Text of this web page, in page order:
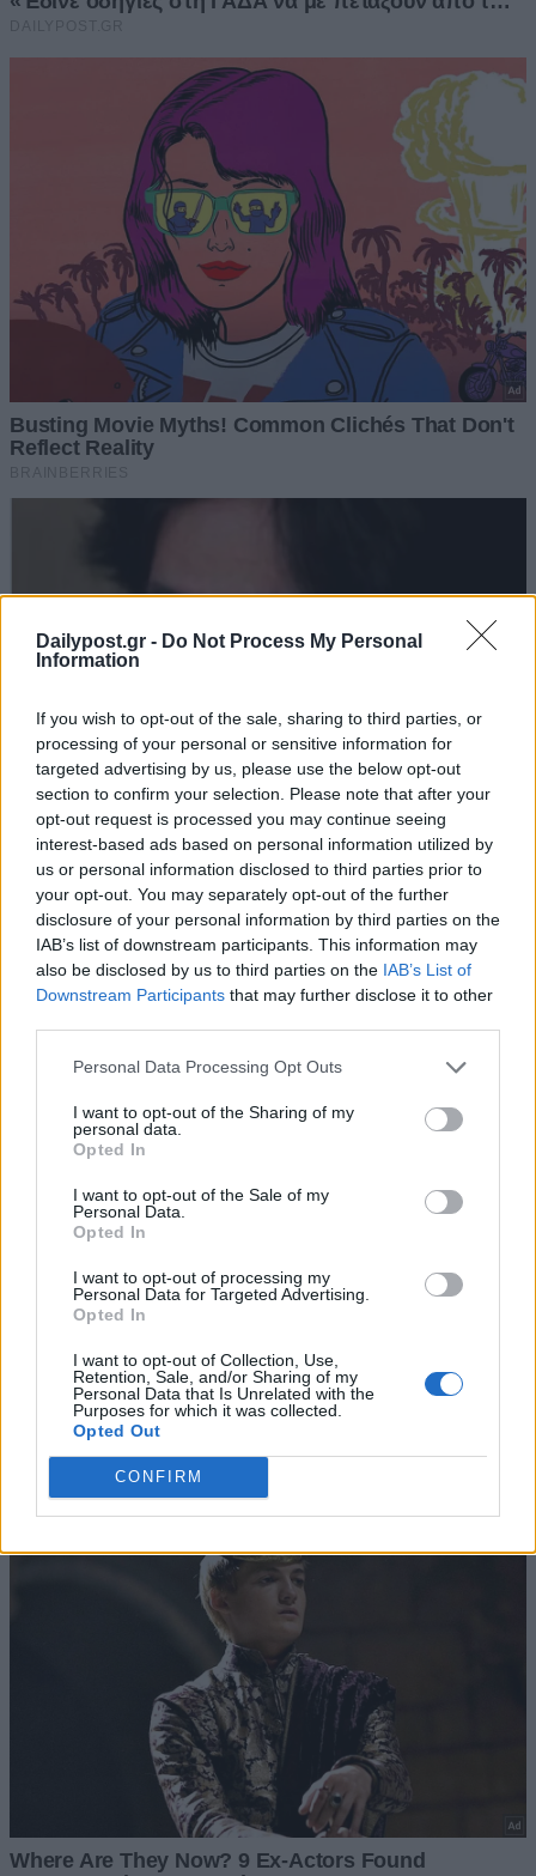
Dailypost.gr - Do Not Process My Personal
Information
If you wish to opt-out of the sale, sharing to third parties, or
processing of your personal or sensitive information for
targeted advertising by us, please use the below opt-out
section to confirm your selection. Please note that after your
opt-out request is processed you may continue seeing
interest-based ads based on personal information utilized by
us or personal information disclosed to third parties prior to
your opt-out. You may separately opt-out of the further
disclosure of your personal information by third parties on the
IAB’s list of downstream participants. This information may
also be disclosed by us to third parties on the IAB’s List of
Downstream Participants that may further disclose it to other
Personal Data Processing Opt Outs
I want to opt-out of the Sharing of my
personal data.
Opted In
I want to opt-out of the Sale of my
Personal Data.
Opted In
I want to opt-out of processing my
Personal Data for Targeted Advertising.
Opted In
I want to opt-out of Collection, Use,
Retention, Sale, and/or Sharing of my
Personal Data that Is Unrelated with the
Purposes for which it was collected.
Opted Out
CONFIRM